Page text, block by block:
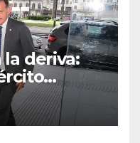
deriva: